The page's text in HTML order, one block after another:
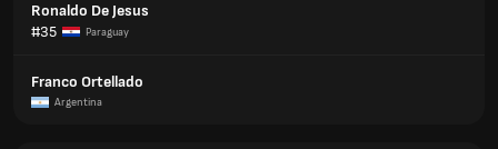
Ronaldo De Jesus
#35
Paraguay
Franco Ortellado
Argentina